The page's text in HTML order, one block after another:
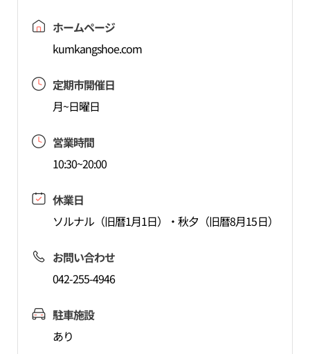
ホームページ
kumkangshoe.com
定期市開催日
月~日曜日
営業時間
10:30~20:00
休業日
ソルナル（旧暦1月1日）・秋夕（旧暦8月15日）
お問い合わせ
042-255-4946
駐車施設
あり